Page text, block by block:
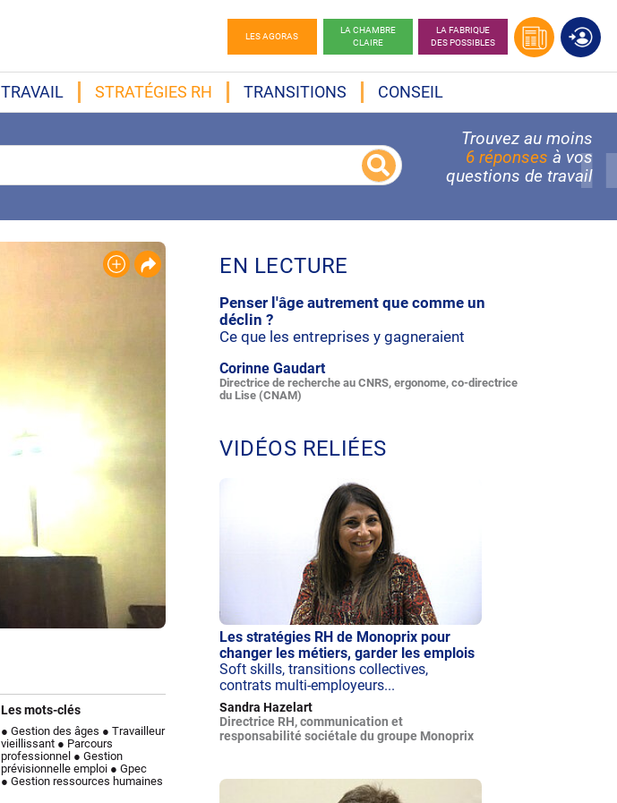
LES AGORAS
LA CHAMBRE
CLAIRE
LA FABRIQUE
DES POSSIBLES
TRAVAIL STRATÉGIES RH TRANSITIONS CONSEIL
Trouvez au moins
6 réponses à vos
questions de travail
Les mots-clés
● Gestion des âges ● Travailleur
vieillissant ● Parcours
professionnel ● Gestion
prévisionnelle emploi ● Gpec
● Gestion ressources humaines
EN LECTURE
Penser l'âge autrement que comme un
déclin ?
Ce que les entreprises y gagneraient
Corinne Gaudart
Directrice de recherche au CNRS, ergonome, co-directrice
du Lise (CNAM)
VIDÉOS RELIÉES
Les stratégies RH de Monoprix pour
changer les métiers, garder les emplois
Soft skills, transitions collectives,
contrats multi-employeurs...
Sandra Hazelart
Directrice RH, communication et
responsabilité sociétale du groupe Monoprix